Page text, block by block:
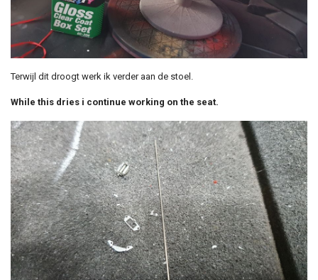
Terwijl dit droogt werk ik verder aan de stoel.
While this dries i continue working on the seat.